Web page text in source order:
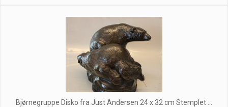
Bjørnegruppe Disko fra Just Andersen 24 x 32 cm Stemplet ...